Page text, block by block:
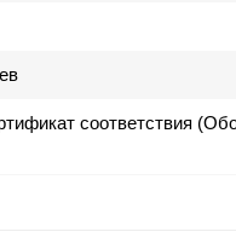
соответствия